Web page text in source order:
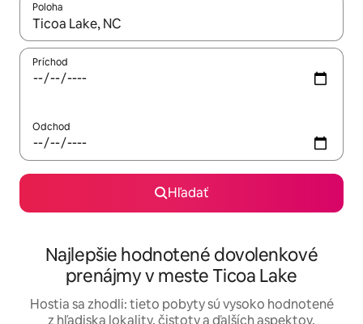
Poloha
Keď budú výsledky k dispozícii, môžete si ich prechádzať
Príchod
Odchod
Hľadať
Najlepšie hodnotené dovolenkové
prenájmy v meste Ticoa Lake
Hostia sa zhodli: tieto pobyty sú vysoko hodnotené
z hľadiska lokality, čistoty a ďalších aspektov.